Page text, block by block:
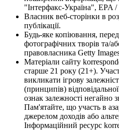
"Інтерфакс-Україна", EPA
Власник веб-сторінки в
публікації.
Будь-яке копіювання,
фотографічних творів та/
правовласника Getty
Матеріали сайту
старше 21 року (21+).
викликати ігрову
(принципів)
ознак залежності негайно
Пам'ятайте, що участь в
джерелом доходів або
Інформаційний ресурс